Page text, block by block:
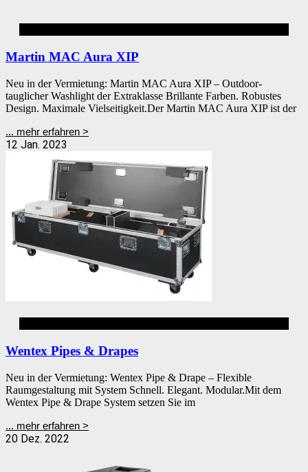
Martin MAC Aura XIP
Neu in der Vermietung: Martin MAC Aura XIP – Outdoor-
tauglicher Washlight der Extraklasse Brillante Farben. Robustes
Design. Maximale Vielseitigkeit.Der Martin MAC Aura XIP ist der
... mehr erfahren >
12 Jan. 2023
Wentex Pipes & Drapes
Neu in der Vermietung: Wentex Pipe & Drape – Flexible
Raumgestaltung mit System Schnell. Elegant. Modular.Mit dem
Wentex Pipe & Drape System setzen Sie im
... mehr erfahren >
20 Dez. 2022